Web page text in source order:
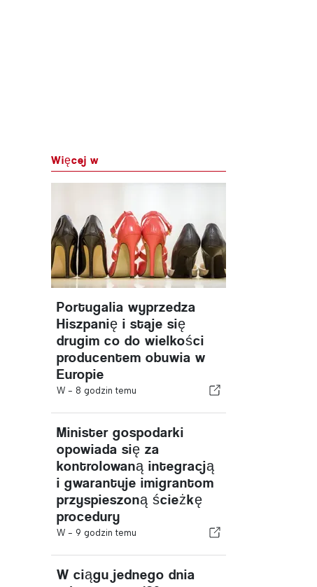
Więcej w
Portugalia wyprzedza
Hiszpanię i staje się
drugim co do wielkości
producentem obuwia w
Europie
W - 8 godzin temu
Minister gospodarki
opowiada się za
kontrolowaną integracją
i gwarantuje imigrantom
przyspieszoną ścieżkę
procedury
W - 9 godzin temu
W ciągu jednego dnia